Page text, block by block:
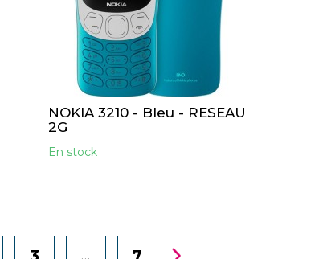
NOKIA 3210 - Bleu - RESEAU
2G
En stock
…